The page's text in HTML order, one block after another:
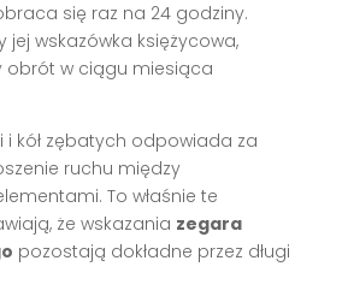
się raz na 24 godziny.
jej wskazówka księżycowa,
obrót w ciągu miesiąca
i kół zębatych odpowiada za
ruchu między
To właśnie te
że wskazania zegara
pozostają dokładne przez długi